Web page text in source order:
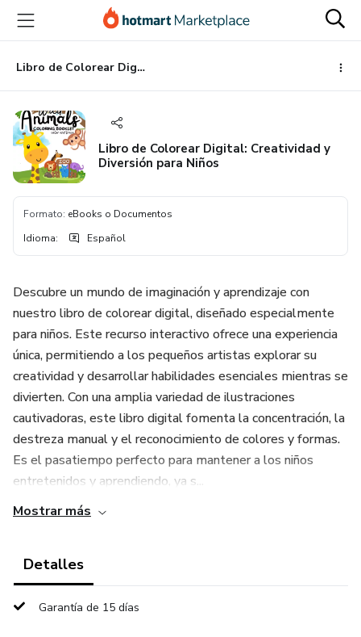
principal
página
de
página
Libro de Colorear Digital: Creatividad y Diversión para Niños
Libro de Colorear Digital: Creatividad y
Diversión para Niños
Formato: eBooks o Documentos
Idioma: Español
Descubre un mundo de imaginación y aprendizaje con
nuestro libro de colorear digital, diseñado especialmente
para niños. Este recurso interactivo ofrece una experiencia
única, permitiendo a los pequeños artistas explorar su
creatividad y desarrollar habilidades esenciales mientras se
divierten. Con una amplia variedad de ilustraciones
cautivadoras, este libro digital fomenta la concentración, la
destreza manual y el reconocimiento de colores y formas.
Es el pasatiempo perfecto para mantener a los niños
entretenidos y aprendiendo, ya s...
Mostrar más
Detalles
Garantía de 15 días